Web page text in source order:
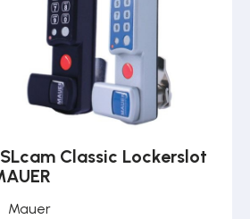
Classic Lockerslot
Mauer